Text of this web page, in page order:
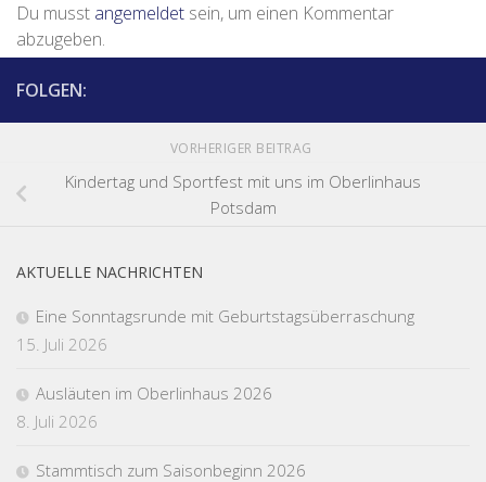
Du musst angemeldet sein, um einen Kommentar
abzugeben.
FOLGEN:
VORHERIGER BEITRAG
Kindertag und Sportfest mit uns im Oberlinhaus
Potsdam
AKTUELLE NACHRICHTEN
Eine Sonntagsrunde mit Geburtstagsüberraschung
15. Juli 2026
Ausläuten im Oberlinhaus 2026
8. Juli 2026
Stammtisch zum Saisonbeginn 2026